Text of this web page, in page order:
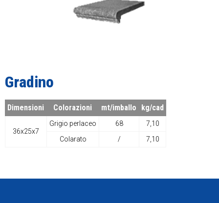
Gradino
Dimensioni Colorazioni mt/imballo kg/cad
36x25x7
Grigio perlaceo 68
7,10
Colarato
/ 7,10